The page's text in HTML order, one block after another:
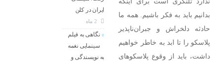
بدانیم باید به فکر باشیم. همه ما
حادثه دلخراش و جبران‌ناپذیر
پلاسکو را تا ابد به خاطر خواهیم
داشت، باید از وقوع پلاسکو‌های
ایران در کلن
نگاهی به فیلم
سینمایی نغمه
به نویسندگی و